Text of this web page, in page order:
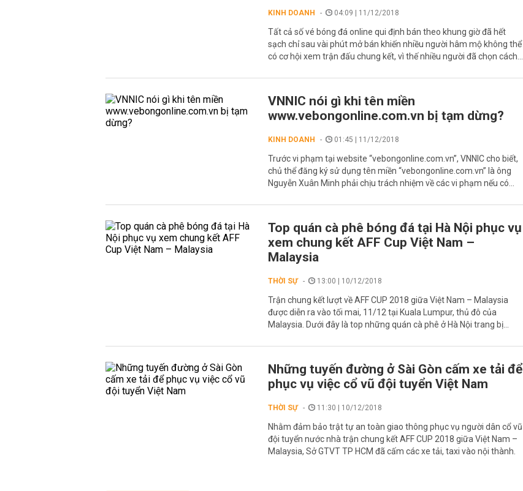
KINH DOANH 04:09 | 11/12/2018
Tất cả số vé bóng đá online qui định bán theo khung giờ đã hết
sạch chỉ sau vài phút mở bán khiến nhiều người hâm mộ không thể
có cơ hội xem trận đấu chung kết, vì thế nhiều người đã chọn cách...
VNNIC nói gì khi tên miền
www.vebongonline.com.vn bị tạm dừng?
KINH DOANH 01:45 | 11/12/2018
Trước vi phạm tại website “vebongonline.com.vn”, VNNIC cho biết,
chủ thể đăng ký sử dụng tên miền “vebongonline.com.vn” là ông
Nguyễn Xuân Minh phải chịu trách nhiệm về các vi phạm nếu có...
Top quán cà phê bóng đá tại Hà Nội phục vụ
xem chung kết AFF Cup Việt Nam –
Malaysia
THỜI SỰ 13:00 | 10/12/2018
Trận chung kết lượt về AFF CUP 2018 giữa Việt Nam – Malaysia
được diễn ra vào tối mai, 11/12 tại Kuala Lumpur, thủ đô của
Malaysia. Dưới đây là top những quán cà phê ở Hà Nội trang bị...
Những tuyến đường ở Sài Gòn cấm xe tải để
phục vụ việc cổ vũ đội tuyển Việt Nam
THỜI SỰ 11:30 | 10/12/2018
Nhằm đảm bảo trật tự an toàn giao thông phục vụ người dân cổ vũ
đội tuyển nước nhà trận chung kết AFF CUP 2018 giữa Việt Nam –
Malaysia, Sở GTVT TP HCM đã cấm các xe tải, taxi vào nội thành.